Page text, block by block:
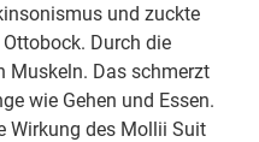
und zuckte
Durch die
Muskeln. Das schmerzt
wie Gehen und Essen.
Wirkung des Mollii Suit